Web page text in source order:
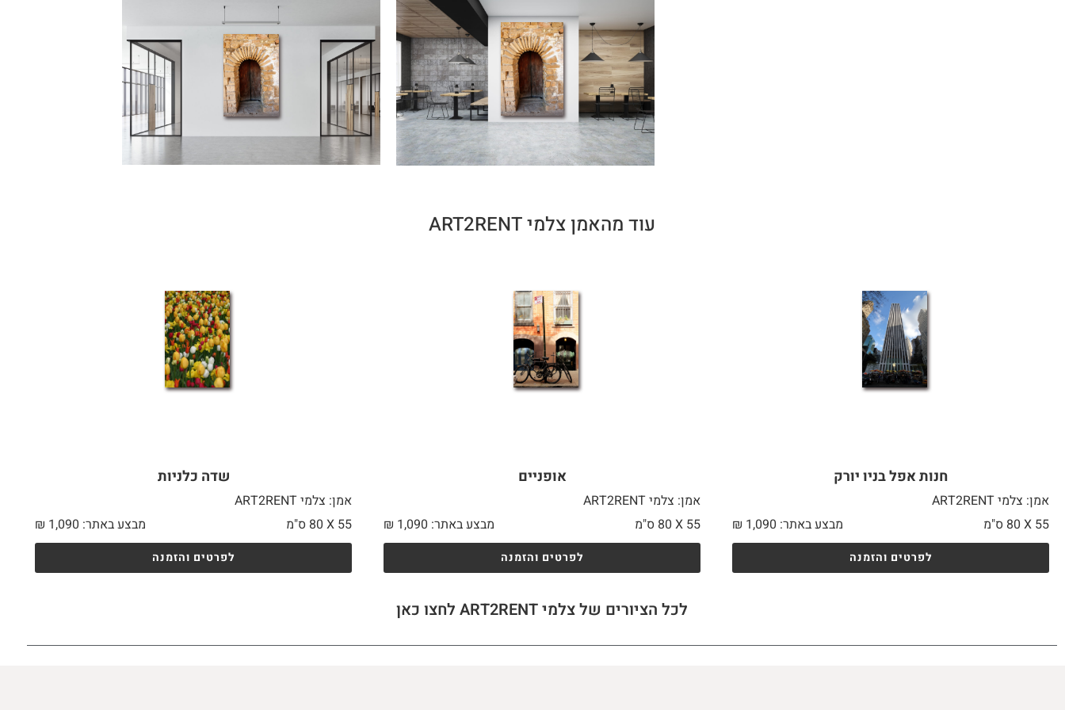
עוד מהאמן צלמי ART2RENT
חנות אפל בניו יורק
אמן: צלמי ART2RENT
55 X
מבצע באתר: ₪ 1,090
לפרטים והזמנה
אופניים
אמן: צלמי ART2RENT
55 X
מבצע באתר: ₪ 1,090
לפרטים והזמנה
שדה כלניות
אמן: צלמי ART2RENT
55 X
מבצע באתר: ₪ 1,090
לפרטים והזמנה
לכל הציורים של צלמי ART2RENT לחצו כאן